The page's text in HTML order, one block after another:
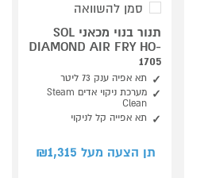
סמן להשוואה
תנור בנוי מכאני SOL
DIAMOND AIR FRY HO-
1705
תא אפיה ענק 73 ליטר
מערכת ניקוי אדים Steam
Clean
תא אפייה קל לניקוי
תן הצעה מעל ₪ 1,315